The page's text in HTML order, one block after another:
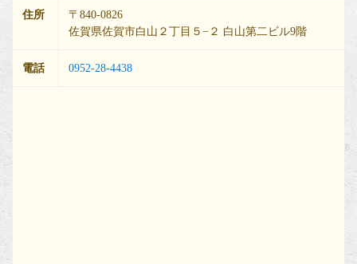
住所
〒840-0826
佐賀県佐賀市白山２丁目５−２ 白山第二ビル9階
電話 0952-28-4438